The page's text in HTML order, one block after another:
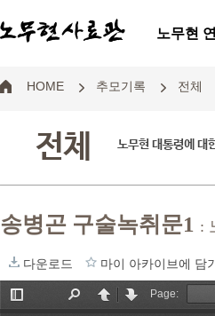
노무현
HOME 추모기록 전체
전체 노무현 대통령에 대
송병곤 구술녹취문1 :
다운로드 마이 아카이브에 담기